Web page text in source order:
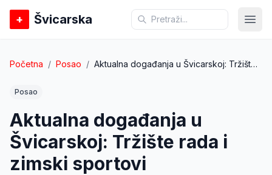
+ Švicarska
Početna / Posao / Aktualna događanja u Švicarskoj: Tržište rada i zimski sportovi
Posao
Aktualna događanja u
Švicarskoj: Tržište rada i
zimski sportovi